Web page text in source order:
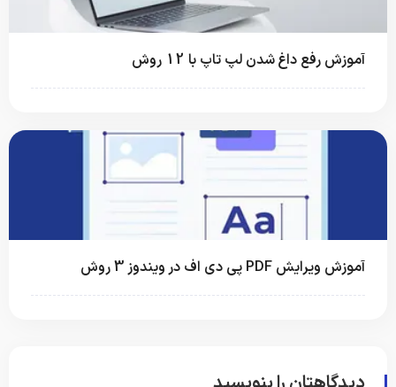
آموزش رفع داغ شدن لپ‌ تاپ با 12 روش
آموزش ویرایش PDF پی دی اف در ویندوز 3 روش